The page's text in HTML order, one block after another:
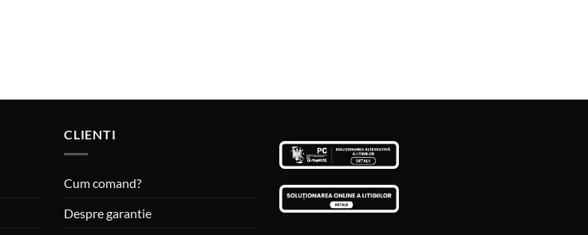
CLIENTI
Cum comand?
Despre garantie